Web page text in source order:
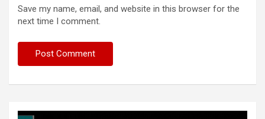
Save my name, email, and website in this browser for the
next time I comment.